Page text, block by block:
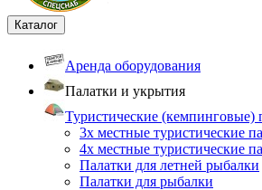
Каталог
Аренда оборудования
Палатки и укрытия
Туристические (кемпинговые)
3х местные туристические
4х местные туристические
Палатки для летней рыбалки
Палатки для рыбалки